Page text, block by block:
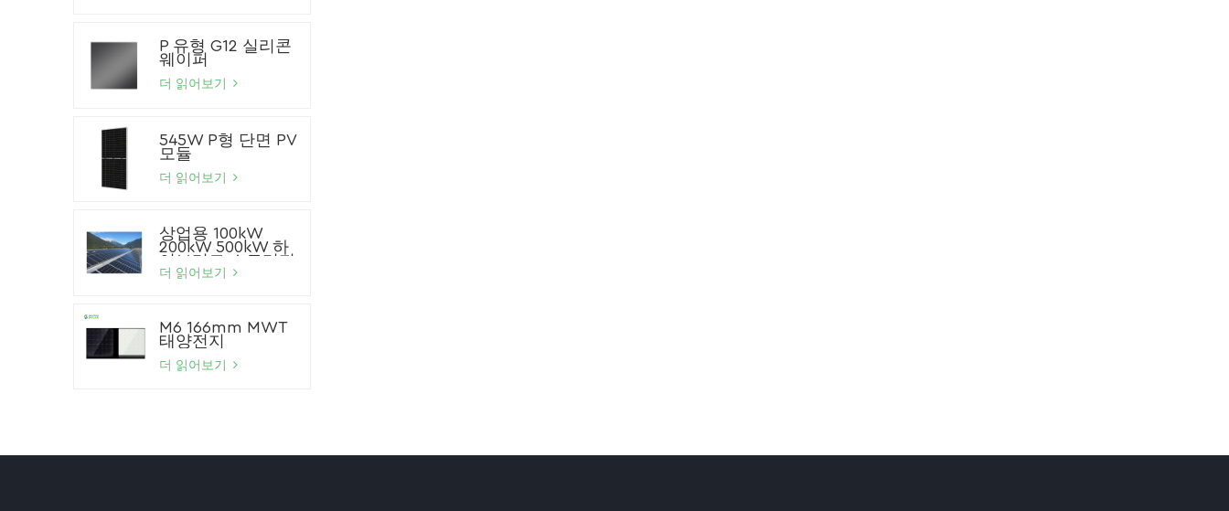
P 유형 G12 실리콘
웨이퍼
더 읽어보기
545W P형 단면 PV
모듈
더 읽어보기
상업용 100kW
200kW 500kW 하
이브리드 스토리지
태양광 시스템 리튬
더 읽어보기
M6 166mm MWT
태양전지
더 읽어보기